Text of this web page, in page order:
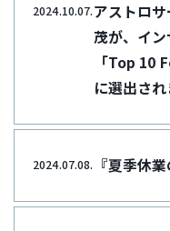
2024.10.07.アストロ
茂が、イン
「Top 10
に選出され
2024.07.08. 『夏季休